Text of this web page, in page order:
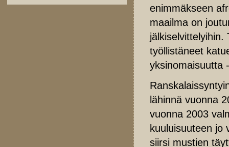
enimmäkseen
maailma on
jälkiselvittelyihin.
työllistäneet
yksinomaisuutta
lähinnä vuonna
vuonna 2003
kuuluisuuteen jo
siirsi mustien